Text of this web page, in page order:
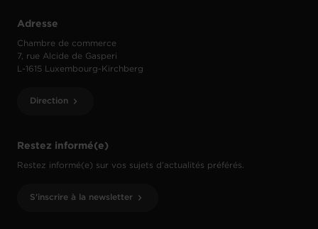
Restez informé(e)
Restez informé(e) sur vos sujets d’actualités préférés.
S'inscrire à la newsletter
Adresse
Chambre de commerce
7, rue Alcide de Gasperi
L-1615 Luxembourg-Kirchberg
Direction